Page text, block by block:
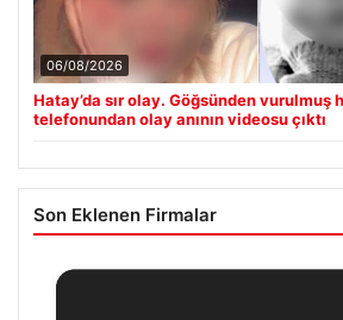
06/08/2026
Hatay’da sır olay. Göğsünden vurulmuş
telefonundan olay anının videosu çıktı
Son Eklenen Firmalar